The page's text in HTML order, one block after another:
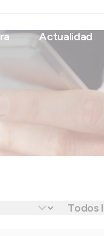
Actualidad